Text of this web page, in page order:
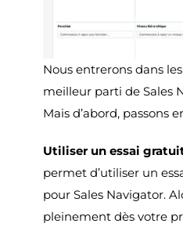
Nous entrerons dans
meilleur parti de Sales
Mais d’abord, passons
Utiliser un essai
permet d’utiliser un
pour Sales Navigator.
pleinement dès votre